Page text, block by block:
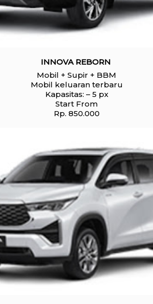
INNOVA REBORN
Mobil + Supir + BBM
Mobil keluaran terbaru
Kapasitas: – 5 px
Start From
Rp. 850.000